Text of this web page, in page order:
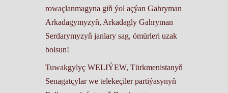
rowaçlanmagyna giň ýol açýan Gahryman
Arkadagymyzyň, Arkadagly Gahryman
Serdarymyzyň janlary sag, ömürleri uzak
bolsun!
Tuwakgylyç WELIÝEW, Türkmenistanyň
Senagatçylar we telekeçiler partiýasynyň